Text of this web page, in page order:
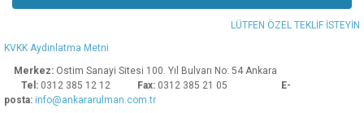
Ürün bilgilerinde hatalar bulunuyor.
Ürün fiyatı diğer sitelerden daha pahalı.
Bu ürüne benzer farklı alternatifler olmalı.
LÜTFEN ÖZEL TEKLİF İSTEYİN
KVKK Aydınlatma Metni
Merkez: Ostim Sanayi Sitesi 100. Yıl Bulvarı No: 54 Ankara
Tel: 0312 385 12 12 Fax: 0312 385 21 05
E-
posta: info@ankararulman.com.tr